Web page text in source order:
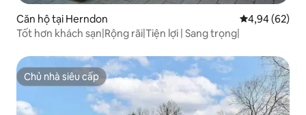
Căn hộ tại Herndon Xếp hạng
4,94 (62)
Tốt hơn khách sạn|Rộng rãi|Tiện lợi | Sang trọng|
Chủ nhà siêu cấp
Chủ nhà siêu cấp